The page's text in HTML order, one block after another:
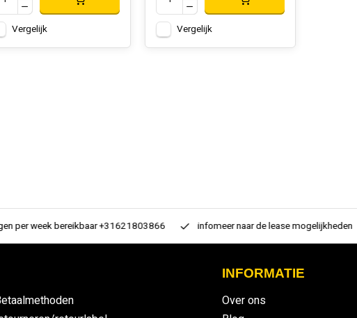
Vergelijk Vergelijk
per week bereikbaar +31621803866 infomeer naar de lease mogelijkheden
INFORMATIE
Over ons